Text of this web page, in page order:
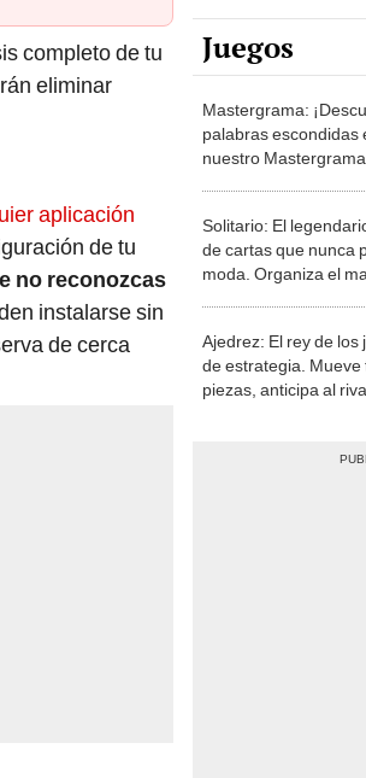
completo de tu
eliminar
aplicación
de tu
no reconozcas
instalarse sin
de cerca
Juegos
Mastergrama:
palabras escondidas
nuestro
Solitario: El
de cartas que nunca
moda. Organiza el
Ajedrez: El rey de los
de estrategia. Mueve
piezas, anticipa al